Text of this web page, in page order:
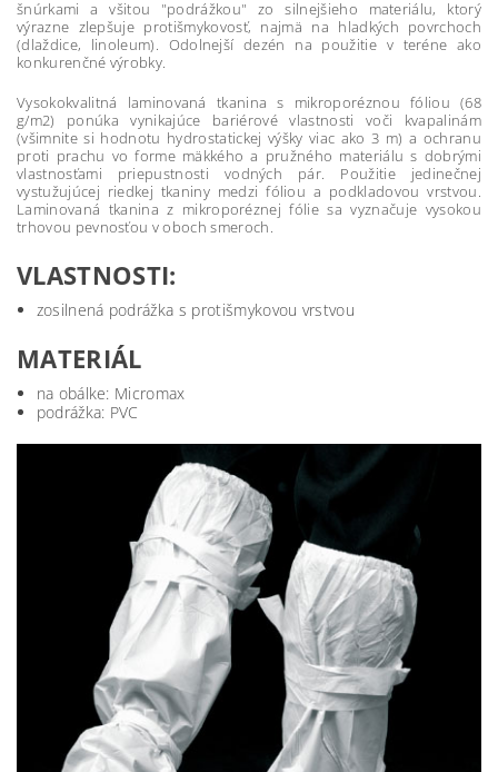
šnúrkami a všitou "podrážkou" zo silnejšieho materiálu, ktorý
výrazne zlepšuje protišmykovosť, najmä na hladkých povrchoch
(dlaždice, linoleum). Odolnejší dezén na použitie v teréne ako
konkurenčné výrobky.
Vysokokvalitná laminovaná tkanina s mikroporéznou fóliou (68
g/m2) ponúka vynikajúce bariérové vlastnosti voči kvapalinám
(všimnite si hodnotu hydrostatickej výšky viac ako 3 m) a ochranu
proti prachu vo forme mäkkého a pružného materiálu s dobrými
vlastnosťami priepustnosti vodných pár. Použitie jedinečnej
vystužujúcej riedkej tkaniny medzi fóliou a podkladovou vrstvou.
Laminovaná tkanina z mikroporéznej fólie sa vyznačuje vysokou
trhovou pevnosťou v oboch smeroch.
VLASTNOSTI:
zosilnená podrážka s protišmykovou vrstvou
MATERIÁL
na obálke: Micromax
podrážka: PVC